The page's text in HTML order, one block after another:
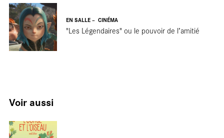
EN SALLE CINÉMA
"Les Légendaires" ou le pouvoir de l’amitié
Voir aussi